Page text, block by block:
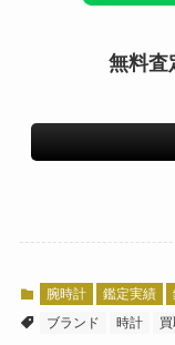
無料査
腕時計 鑑定実績
ブランド
時計